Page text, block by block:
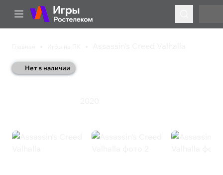
Нет в наличии
Assassin's Creed Valhalla